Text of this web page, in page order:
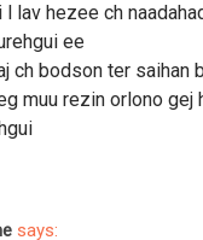
l lav hezee ch
ee
ch bodson ter saihan
muu rezin orlono gej
says: